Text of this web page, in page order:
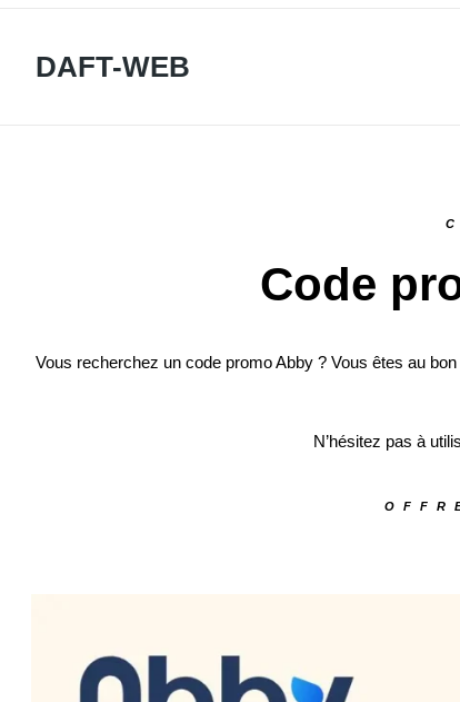
DAFT-WEB
Code
Vous recherchez un code promo Abby ? Vous êtes au
N’hésitez pas à